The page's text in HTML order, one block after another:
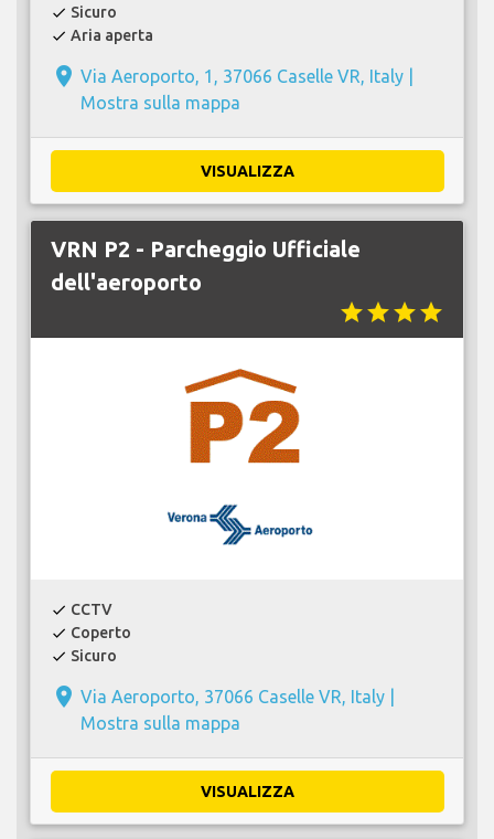
check Sicuro
check Aria aperta
place Via Aeroporto, 1, 37066 Caselle VR, Italy |
Mostra sulla mappa
VISUALIZZA
VRN P2 - Parcheggio Ufficiale
dell'aeroporto
starstarstarstar
check CCTV
check Coperto
check Sicuro
place Via Aeroporto, 37066 Caselle VR, Italy |
Mostra sulla mappa
VISUALIZZA